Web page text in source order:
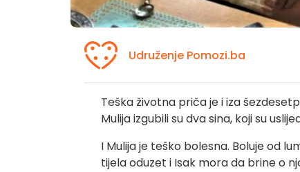
Udruženje Pomozi.ba
Teška životna priča je i iza
Mulija izgubili su dva sina, koji su
I Mulija je teško bolesna. Boluje od
tijela oduzet i Isak mora da brine o